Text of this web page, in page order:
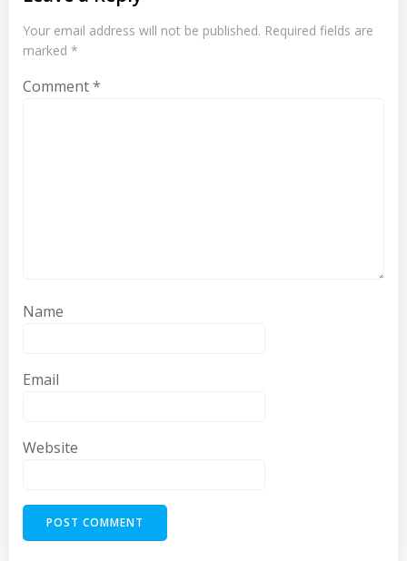
Your email address will not be published. Required fields are
marked *
Comment*
Name
Email
Website